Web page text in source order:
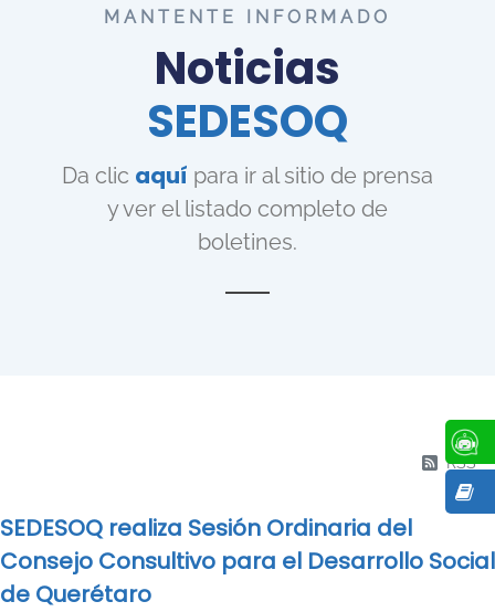
CONOCE
CONOCE
MANTENTE INFORMADO
Noticias
SEDESOQ
Da clic aquí para ir al sitio de prensa
y ver el listado completo de
boletines.
RSS
SEDESOQ realiza Sesión Ordinaria del
Consejo Consultivo para el Desarrollo Social
de Querétaro